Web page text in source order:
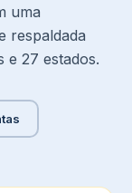
uma
respaldada
e 27 estados.